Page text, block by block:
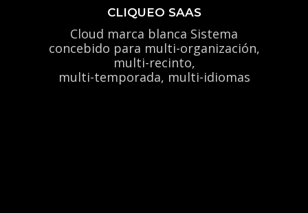
CLIQUEO SAAS
Cloud marca blanca Sistema
concebido para multi-organización,
multi-recinto,
multi-temporada, multi-idiomas